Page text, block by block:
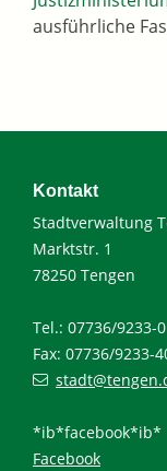
ausführliche
Kontakt
Stadtverwaltung
Marktstr. 1
78250 Tengen
Tel.: 07736/9233-0
Fax: 07736/9233-
*ib*facebook*ib*
Facebook